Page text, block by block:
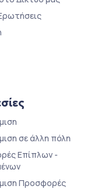
σε άλλη πόλη
Επίπλων -
Προσφορές